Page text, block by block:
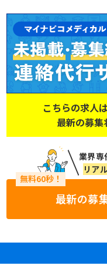
こちらの求人
最新の募集
業界専
リア
最新の募